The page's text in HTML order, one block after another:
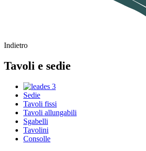
Indietro
Tavoli e sedie
Sedie
Tavoli fissi
Tavoli allungabili
Sgabelli
Tavolini
Consolle